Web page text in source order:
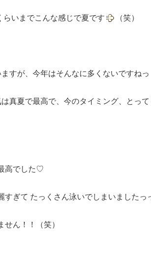
いまでこんな感じで夏です （笑）
すが、今年はそんなに多くないですねっ
真夏で最高で、今のタイミング、とっ
高でした♡
ぎて たっくさん泳いでしまいましたっ
ん！！（笑）